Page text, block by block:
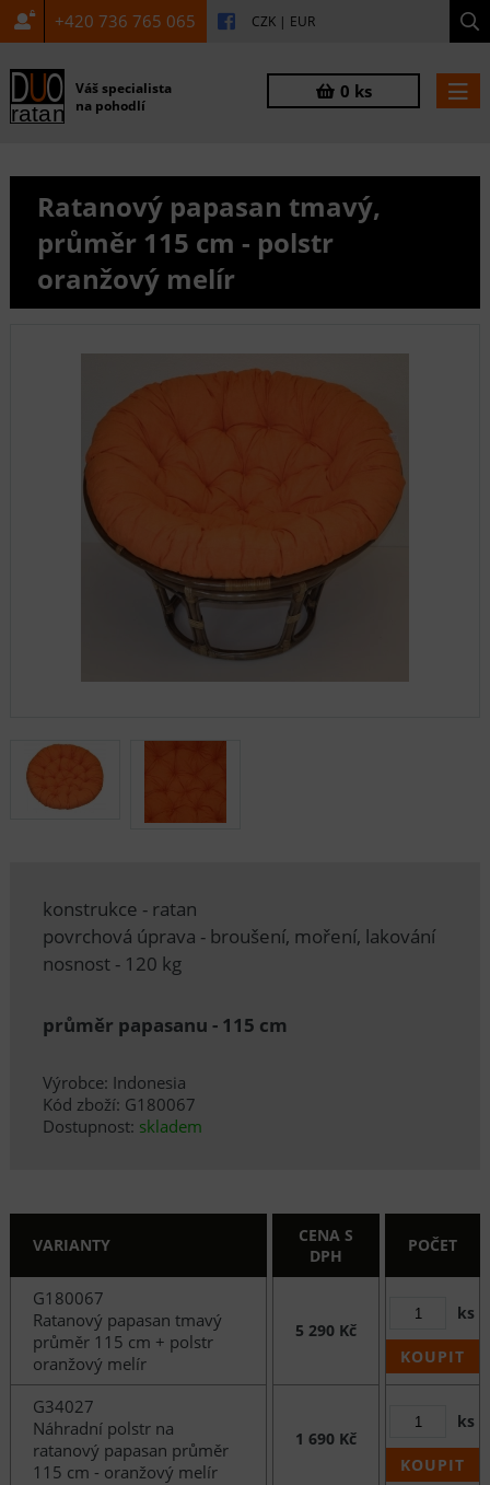
+420 736 765 065 CZK | EUR
Váš specialista
na pohodlí
0 ks
Ratanový papasan tmavý,
průměr 115 cm - polstr
oranžový melír
konstrukce - ratan
povrchová úprava - broušení, moření, lakování
nosnost - 120 kg
průměr papasanu - 115 cm
Výrobce: Indonesia
Kód zboží: G180067
Dostupnost: skladem
VARIANTY
CENA S
DPH
POČET
G180067
Ratanový papasan tmavý
průměr 115 cm + polstr
oranžový melír
5 290 Kč
ks
KOUPIT
G34027
Náhradní polstr na
ratanový papasan průměr
115 cm - oranžový melír
1 690 Kč
ks
KOUPIT